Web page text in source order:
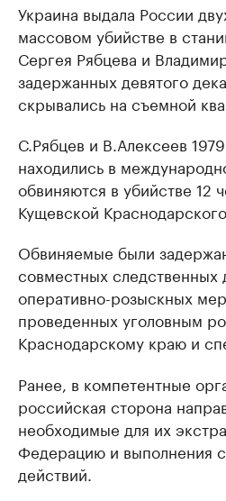
Украина выдала России
массовом убийстве в
Сергея Рябцева и
задержанных девятого
скрывались на съемной
С.Рябцев и В.Алексеев
находились в
обвиняются в убийстве 12
Кущевской
Обвиняемые были
совместных следственных
оперативно-розыскных
проведенных уголовным
Краснодарскому краю и
Ранее, в компетентные
российская сторона
необходимые для их
Федерацию и выполнения
действий.